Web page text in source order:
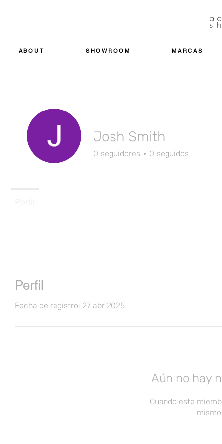
ABOUT SHOWROOM MARCAS
Perfil
Fecha de registro: 27 abr 2025
Aún no hay
Cuando este
Josh Smith
0 seguidores 0 seguidos